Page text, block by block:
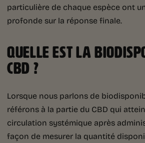
particulière de chaque espèce ont
profonde sur la réponse finale.
QUELLE EST LA
CBD ?
Lorsque nous parlons de
référons à la partie du CBD qui
circulation systémique après
façon de mesurer la quantité